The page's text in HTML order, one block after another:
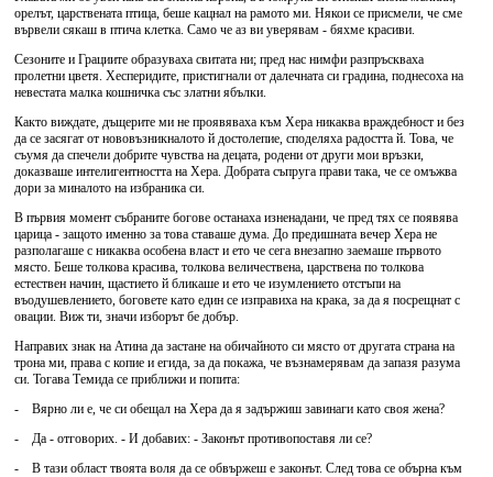
орелът, царствената птица, беше кацнал на рамото ми. Някои се присмели, че сме
вървели сякаш в птича клетка. Само че аз ви уверявам - бяхме красиви.
Сезоните и Грациите образуваха свитата ни; пред нас нимфи разпръскваха
пролетни цветя. Хесперидите, пристигнали от далечната си градина, поднесоха на
невестата малка кошничка със златни ябълки.
Както виждате, дъщерите ми не проявяваха към Хера никаква враждебност и без
да се засягат от нововъзникналото й достолепие, споделяха радостта й. Това, че
съумя да спечели добрите чувства на децата, родени от други мои връзки,
доказваше интелигентността на Хера. Добрата съпруга прави така, че се омъжва
дори за миналото на избраника си.
В първия момент събраните богове останаха изненадани, че пред тях се появява
царица - защото именно за това ставаше дума. До предишната вечер Хера не
разполагаше с никаква особена власт и ето че сега внезапно заемаше първото
място. Беше толкова красива, толкова величествена, царствена по толкова
естествен начин, щастието й бликаше и ето че изумлението отстъпи на
въодушевлението, боговете като един се изправиха на крака, за да я посрещнат с
овации. Виж ти, значи изборът бе добър.
Направих знак на Атина да застане на обичайното си място от другата страна на
трона ми, права с копие и егида, за да покажа, че възнамерявам да запазя разума
си. Тогава Темида се приближи и попита:
- Вярно ли е, че си обещал на Хера да я задържиш завинаги като своя жена?
- Да - отговорих. - И добавих: - Законът противопоставя ли се?
- В тази област твоята воля да се обвържеш е законът. След това се обърна към